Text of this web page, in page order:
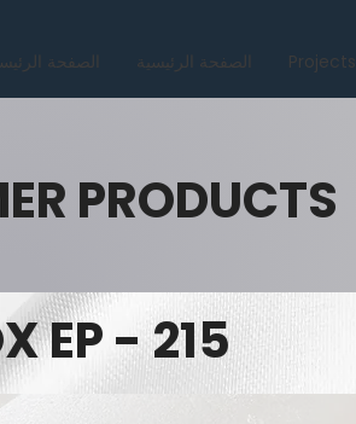
الصفحة الصفحة الرئيسية Projects
PRODUCTS
EP - 215